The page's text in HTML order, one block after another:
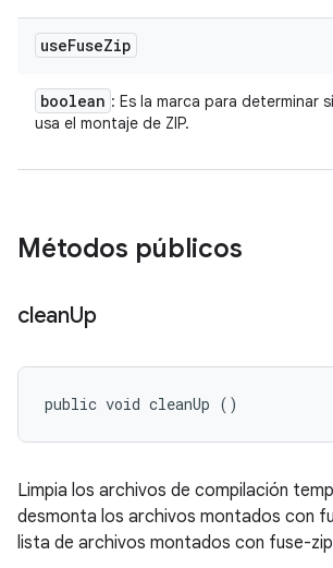
useFuseZip
boolean : Es la marca para determinar
usa el montaje de ZIP.
Métodos públicos
cleanUp
public void cleanUp ()
Limpia los archivos de compilación
desmonta los archivos montados con
lista de archivos montados con fuse-